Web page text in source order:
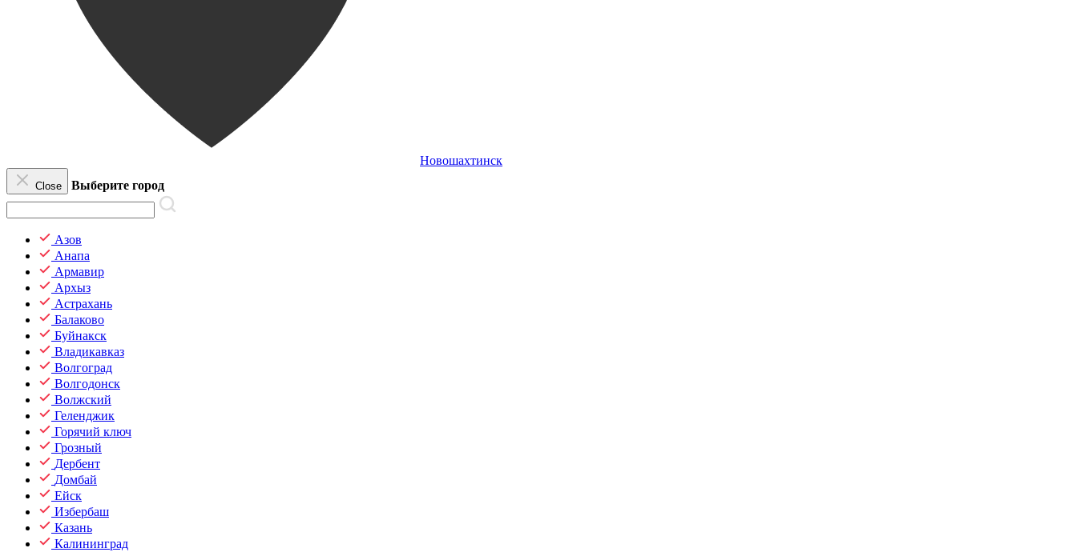
Новошахтинск
Close Выберите город
Азов
Анапа
Армавир
Архыз
Астрахань
Балаково
Буйнакск
Владикавказ
Волгоград
Волгодонск
Волжский
Геленджик
Горячий ключ
Грозный
Дербент
Домбай
Ейск
Избербаш
Казань
Калининград